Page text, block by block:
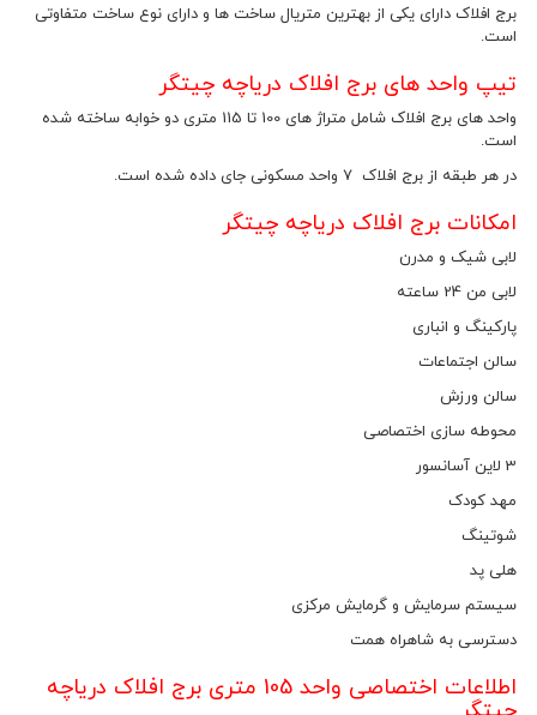
برج افلاک دارای یکی از بهترین متریال ساخت ها و دارای نوع ساخت متفاوتی
است.
تیپ واحد های برج افلاک دریاچه چیتگر
واحد های برج افلاک شامل متراژ های 100 تا 115 متری دو خوابه ساخته شده
است.
در هر طبقه از برج افلاک 7 واحد مسکونی جای داده شده است.
امکانات برج افلاک دریاچه چیتگر
لابی شیک و مدرن
لابی من 24 ساعته
پارکینگ و انباری
سالن اجتماعات
سالن ورزش
محوطه سازی اختصاصی
مهد کودک
شوتینگ
هلی پد
سیستم سرمایش و گرمایش مرکزی
دسترسی به شاهراه همت
اطلاعات اختصاصی واحد 105 متری برج افلاک دریاچه